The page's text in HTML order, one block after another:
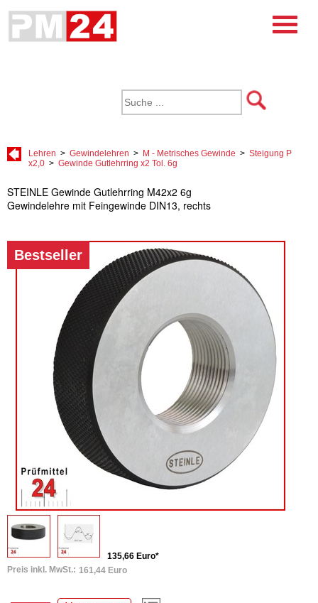
Lehren > Gewindelehren > M - Metrisches Gewinde > Steigung P
x2,0 > Gewinde Gutlehrring x2 Tol. 6g
STEINLE Gewinde Gutlehrring M42x2 6g
Gewindelehre mit Feingewinde DIN13, rechts
Bestseller
135,66 Euro*
Preis inkl. MwSt.: 161,44 Euro